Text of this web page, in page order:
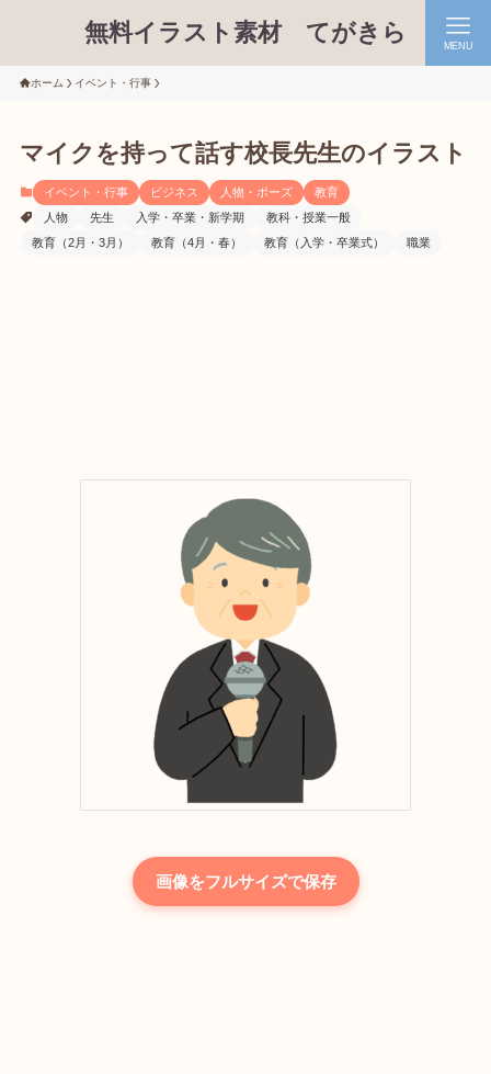
無料イラスト素材 てがきら MENU
ホーム イベント・行事
マイクを持って話す校長先生のイラスト
イベント・行事 ビジネス 人物・ポーズ
教育
人物
先生 入学・卒業・新学期
教科・授業一般
教育（2月・3月）
教育（4月・春） 教育（入学・卒業式） 職業
画像をフルサイズで保存